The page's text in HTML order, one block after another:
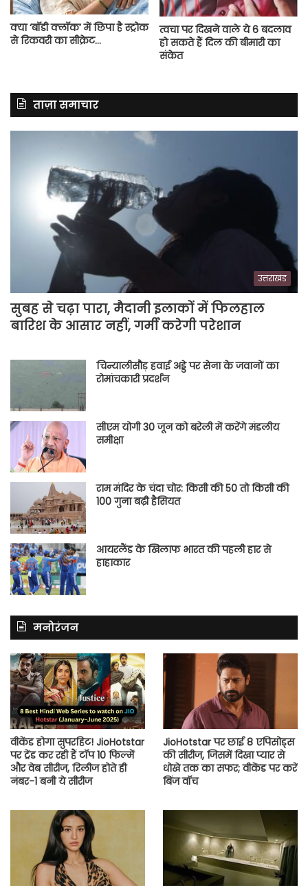
क्या ‘बॉडी क्लॉक’ में छिपा है स्ट्रोक
से रिकवरी का सीक्रेट…
त्वचा पर दिखने वाले ये 6 बदलाव
हो सकते हैं दिल की बीमारी का
संकेत
ताज़ा समाचार
उत्तराखंड
सुबह से चढ़ा पारा, मैदानी इलाकों में फिलहाल
बारिश के आसार नहीं, गर्मी करेगी परेशान
चिन्यालीसौड़ हवाई अड्डे पर सेना के जवानों का
रोमांचकारी प्रदर्शन
सीएम योगी 30 जून को बरेली में करेंगे मंडलीय
समीक्षा
राम मंदिर के चंदा चोर: किसी की 50 तो किसी की
100 गुना बढ़ी हैसियत
आयरलैंड के खिलाफ भारत की पहली हार से
हाहाकार
मनोरंजन
वीकेंड होगा सुपरहिट! JioHotstar
पर ट्रेंड कर रही हैं टॉप 10 फिल्में
और वेब सीरीज, रिलीज होते ही
नंबर-1 बनी ये सीरीज
JioHotstar पर छाई 8 एपिसोड्स
की सीरीज, जिसमें दिखा प्यार से
धोखे तक का सफर; वीकेंड पर करें
बिंज वॉच